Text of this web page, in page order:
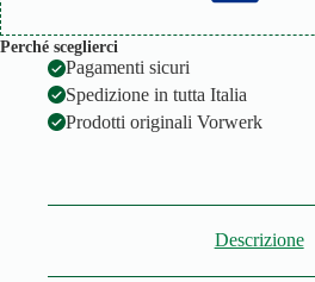
Perché sceglierci
Pagamenti sicuri
Spedizione in tutta Italia
Prodotti originali Vorwerk
Descrizione